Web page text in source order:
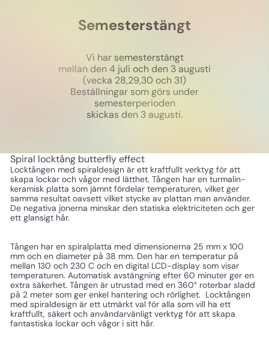
Semesterstängt
Vi har semesterstängt
mellan den 4 juli och den 3 augusti
(vecka 28,29,30 och 31)
Beställningar som görs under
semesterperioden
skickas den 3 augusti.
Spiral locktång butterfly effect
Locktången med spiraldesign är ett kraftfullt verktyg för att
skapa lockar och vågor med lätthet. Tången har en turmalin-
keramisk platta som jämnt fördelar temperaturen, vilket ger
samma resultat oavsett vilket stycke av plattan man använder.
De negativa jonerna minskar den statiska elektriciteten och ger
ett glansigt hår.
Tången har en spiralplatta med dimensionerna 25 mm x 100
mm och en diameter på 38 mm. Den har en temperatur på
mellan 130 och 230 C och en digital LCD-display som visar
temperaturen. Automatisk avstängning efter 60 minuter ger en
extra säkerhet. Tången är utrustad med en 360° roterbar sladd
på 2 meter som ger enkel hantering och rörlighet. Locktången
med spiraldesign är ett utmärkt val för alla som vill ha ett
kraftfullt, säkert och användarvänligt verktyg för att skapa
fantastiska lockar och vågor i sitt hår.